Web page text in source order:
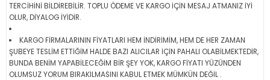
TERCİHİNİ BİLDİREBİLİR. TOPLU ÖDEME VE KARGO İÇİN MESAJ ATMANIZ İYİ
OLUR, DİYALOG İYİDİR.
KARGO FİRMALARININ FİYATLARI HEM İNDİRİMİM, HEM DE HER ZAMAN
ŞUBEYE TESLİM ETTİĞİM HALDE BAZI ALICILAR İÇİN PAHALI OLABİLMEKTEDİR,
BUNDA BENİM YAPABİLECEĞİM BİR ŞEY YOK, KARGO FİYATI YÜZÜNDEN
OLUMSUZ YORUM BIRAKILMASINI KABUL ETMEK MÜMKÜN DEĞİL .